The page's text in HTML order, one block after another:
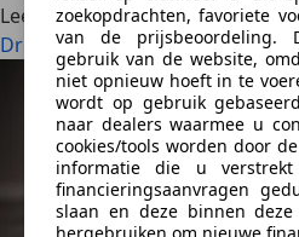
zoekopdrachten, favoriete
van de prijsbeoordeling.
gebruik van de website,
niet opnieuw hoeft in te
wordt op gebruik
naar dealers waarmee u
cookies/tools worden door
informatie die u
financieringsaanvragen
slaan en deze binnen
hergebruiken om nieuwe
Lees meer
Druppellader voor je auto: Hoe